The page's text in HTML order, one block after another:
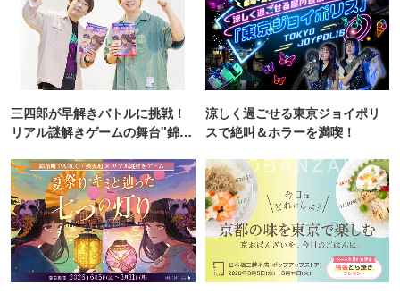
三四郎が早解きバトルに挑戦！
リアル謎解きゲームの舞台"錦糸
涼しく過ごせる東京ジョイポリ
スで絶叫＆ホラーを満喫！